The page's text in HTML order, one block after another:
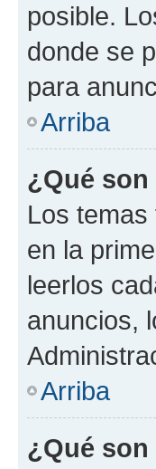
posible.
donde se
para
Arriba
¿Qué
Los
en la
leerlos
anuncios,
Arriba
¿Qué